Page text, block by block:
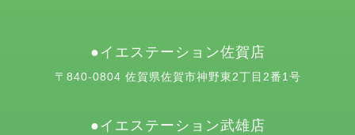
イエステーション佐賀店
〒840-0804 佐賀県佐賀市神野東2丁目2番1号
イエステーション武雄店